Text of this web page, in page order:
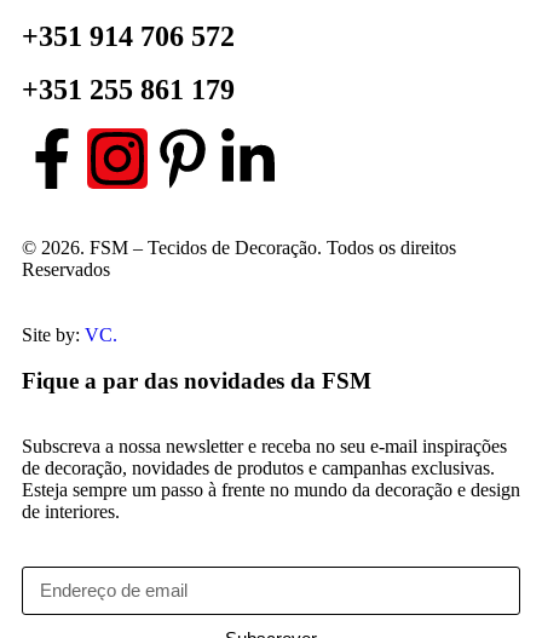
+351 914 706 572
+351 255 861 179
© 2026. FSM – Tecidos de Decoração. Todos os direitos
Reservados
Site by: VC.
Fique a par das novidades da FSM
Subscreva a nossa newsletter e receba no seu e-mail inspirações
de decoração, novidades de produtos e campanhas exclusivas.
Esteja sempre um passo à frente no mundo da decoração e design
de interiores.